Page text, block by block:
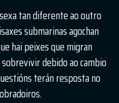
tan diferente ao outro
submarinas agochan
hai peixes que migran
debido ao cambio
terán resposta no